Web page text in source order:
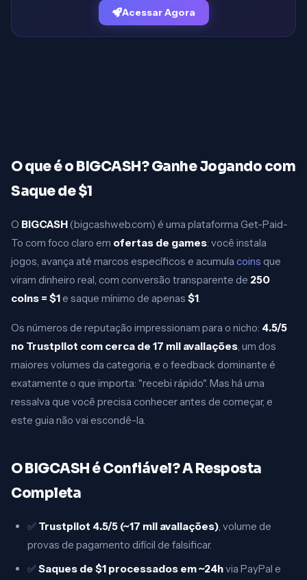
Acessar Agora
O que é o BIGCASH? Ganhe Jogando com
Saque de $1
O BIGCASH(bigcashweb.com) é uma plataforma Get-Paid-
To com foco claro em ofertas de games: você instala
jogos, avança até marcos específicos e acumula coins que
viram dinheiro real, com conversão transparente de 250
coins = $1 e saque mínimo de apenas $1.
Os números de reputação impressionam para o nicho: 4.5/5
no Trustpilot com cerca de 17 mil avaliações, um dos
maiores volumes da categoria, e o feedback dominante é
exatamente o que importa: "recebi rápido". Mas há uma
ressalva que você precisa conhecer antes de começar, e
este guia não vai escondê-la.
O BIGCASH é Confiável? A Resposta
Completa
✅ Trustpilot 4.5/5 (~17 mil avaliações), volume de
provas de pagamento difícil de falsificar.
✅Saques de $1 processados em ~24hvia PayPal e